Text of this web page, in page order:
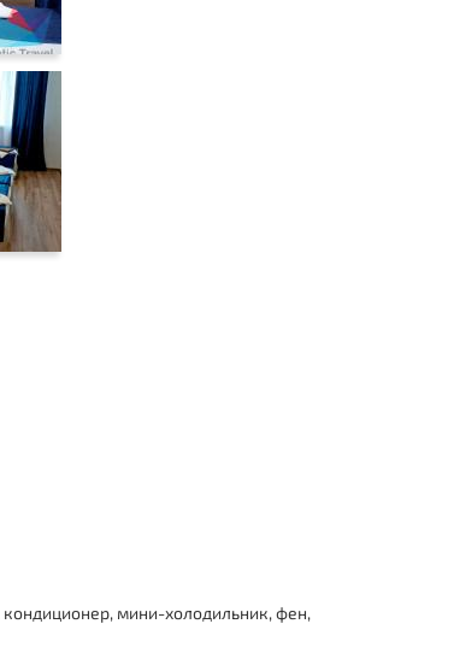
мини-холодильник, фен,